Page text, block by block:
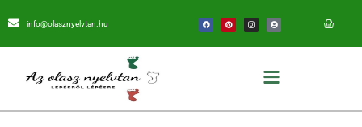
info@olasznyelvtan.hu